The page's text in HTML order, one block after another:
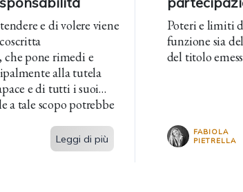
e di volere viene
che pone rimedi e
alla tutela
e di tutti i suoi
a tale scopo potrebbe
di...
Leggi di più
Poteri e limiti
funzione sia
del titolo
FABIOLA
PIETRELLA